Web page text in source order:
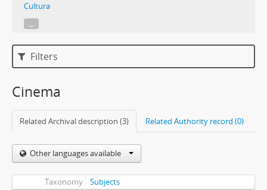
Cultura
...
Filters
Cinema
Related Archival description (3) Related Authority record (0)
Other languages available
Taxonomy Subjects